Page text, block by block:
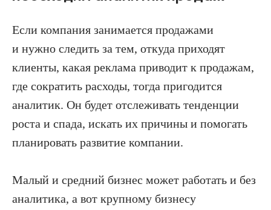
Если компания занимается продажами
и нужно следить за тем, откуда приходят
клиенты, какая реклама приводит к продажам,
где сократить расходы, тогда пригодится
аналитик. Он будет отслеживать тенденции
роста и спада, искать их причины и помогать
планировать развитие компании.
Малый и средний бизнес может работать и без
аналитика, а вот крупному бизнесу